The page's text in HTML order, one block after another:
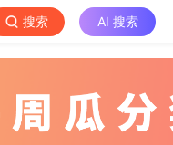
搜索 AI 搜索